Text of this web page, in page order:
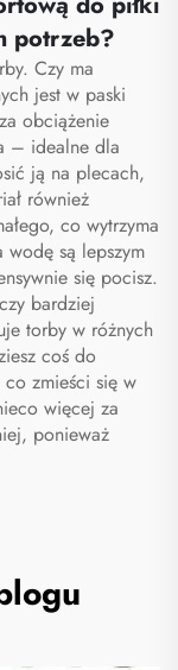
i aktywności na
powietrzu
potrzeb?
Czy ma
jest w paski
obciążenie
– idealne dla
ją na plecach,
również
co wytrzyma
wodę są lepszym
się pocisz.
bardziej
torby w różnych
coś do
zmieści się w
więcej za
ponieważ